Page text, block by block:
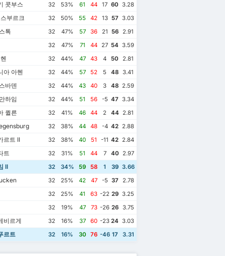
콧부스 32 53% 61 44 17 60 3.28
부르크 32 50% 55 42 13 57 3.03
톡 32 47% 57 36 21 56
2.91
32
47% 71 44 27 54 3.59
32 44% 47 43 4 50 2.81
아 아헨 32 44% 57 52 5 48 3.41
바덴 32 44% 43 40 3 48 2.59
하임 32 44% 51 56 -5 47 3.34
퀼른 32 41% 46 44 2 44 2.81
32 38% 44 48 -4 42 2.88
르트 II 32 38% 40 51 -11 42 2.84
트 32 31% 51 44 7 40 2.97
II 32 34% 59 58 1 39 3.66
32 25% 42 47 -5 37 2.78
32
25% 41 63 -22 29 3.25
32
19% 47 73 -26 26 3.75
비르게 32 16% 37 60 -23 24 3.03
르트 32 16% 30 76 -46 17 3.31